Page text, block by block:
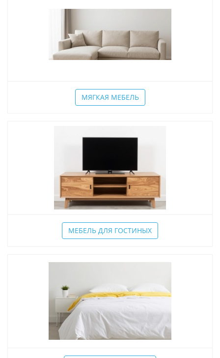
МЯГКАЯ МЕБЕЛЬ
МЕБЕЛЬ ДЛЯ ГОСТИНЫХ